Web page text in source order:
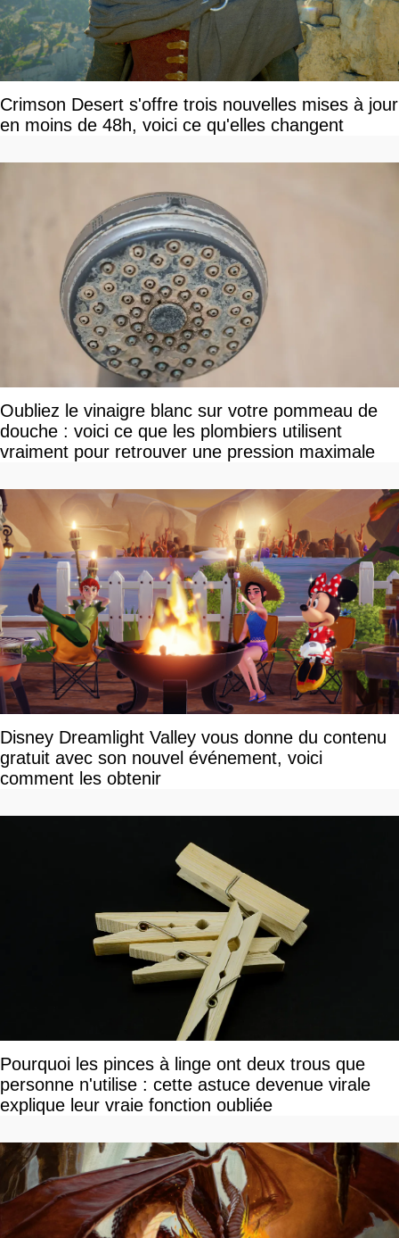
Crimson Desert s'offre trois nouvelles mises à jour
en moins de 48h, voici ce qu'elles changent
Oubliez le vinaigre blanc sur votre pommeau de
douche : voici ce que les plombiers utilisent
vraiment pour retrouver une pression maximale
Disney Dreamlight Valley vous donne du contenu
gratuit avec son nouvel événement, voici
comment les obtenir
Pourquoi les pinces à linge ont deux trous que
personne n'utilise : cette astuce devenue virale
explique leur vraie fonction oubliée